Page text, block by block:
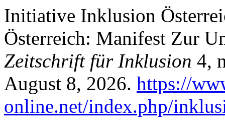
Initiative Inklusion
Österreich: Manifest Zur
Zeitschrift für Inklusion 4,
August 8, 2026. https://
online.net/index.php/